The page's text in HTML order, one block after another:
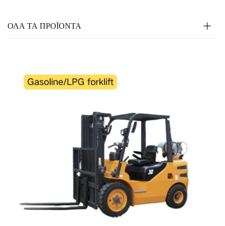
ΟΛΑ ΤΑ ΠΡΟΪΟΝΤΑ